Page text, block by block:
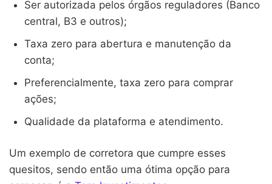
Ser autorizada pelos órgãos reguladores (Banco
central, B3 e outros);
Taxa zero para abertura e manutenção da
conta;
Preferencialmente, taxa zero para comprar
ações;
Qualidade da plataforma e atendimento.
Um exemplo de corretora que cumpre esses
quesitos, sendo então uma ótima opção para